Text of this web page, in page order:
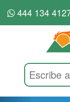
444 134